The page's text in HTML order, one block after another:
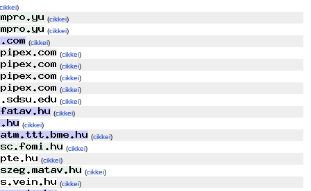
cikkei)
(cikkei)
(cikkei)
(cikkei)
(cikkei)
(cikkei)
(cikkei)
(cikkei)
(cikkei)
(cikkei)
(cikkei)
(cikkei)
(cikkei)
(cikkei)
(cikkei)
(cikkei)